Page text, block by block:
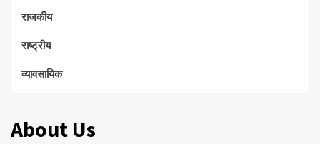
राजकीय
राष्ट्रीय
व्यावसायिक
About Us